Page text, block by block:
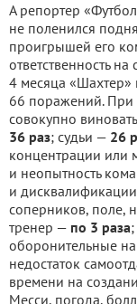
А репортер
не поленился
проигрышей его
ответственность
4 месяца «Шахтер»
66 поражений. При
совокупно
36 раз; судьи — 26
концентрации или
и неопытность
и
соперников, поле,
тренер — по 3 раза
оборонительные
недостаток
времени на
Месси, погода,